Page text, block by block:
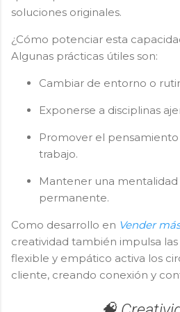
soluciones originales.
¿Cómo potenciar esta
Algunas prácticas útiles son:
Cambiar de entorno o
Exponerse a disciplinas
Promover el
trabajo.
Mantener una mentalidad
permanente.
Como desarrollo en Vender
creatividad también impulsa
flexible y empático activa los
cliente, creando conexión y